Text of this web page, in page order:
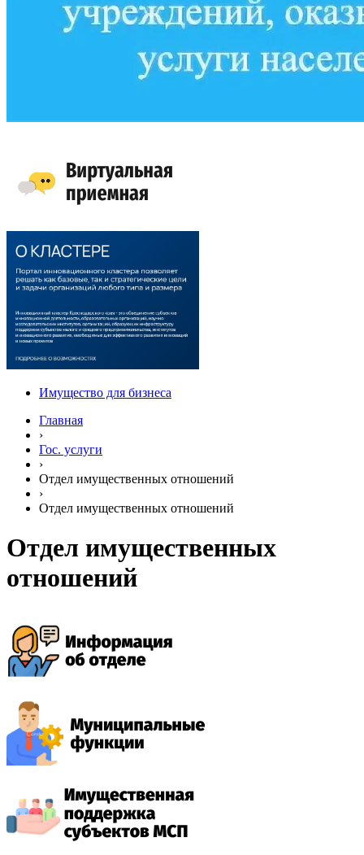
Имущество для бизнеса
Главная
›
Гос. услуги
›
Отдел имущественных отношений
›
Отдел имущественных отношений
Отдел имущественных
отношений